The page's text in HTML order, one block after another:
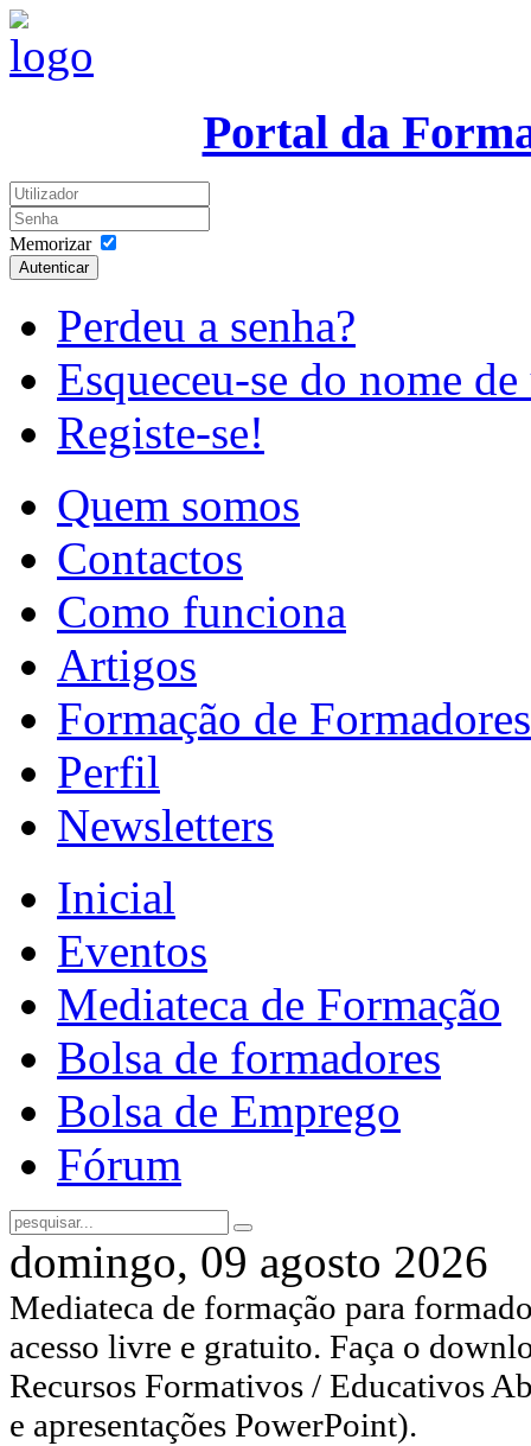
Portal da
Memorizar
Autenticar
Perdeu a senha?
Esqueceu-se do nome
Registe-se!
Quem somos
Contactos
Como funciona
Artigos
Formação de Formadores
Perfil
Newsletters
Inicial
Eventos
Mediateca de Formação
Bolsa de formadores
Bolsa de Emprego
Fórum
domingo, 09 agosto 2026
Mediateca de formação para
acesso livre e gratuito. Faça o
Recursos Formativos / Educativos
e apresentações PowerPoint).